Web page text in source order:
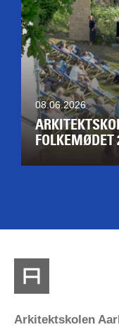
08.06.2026
FOLKEMØDET
Arkitektskolen